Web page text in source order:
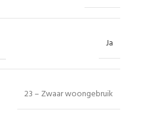
Ja
23 – Zwaar woongebruik